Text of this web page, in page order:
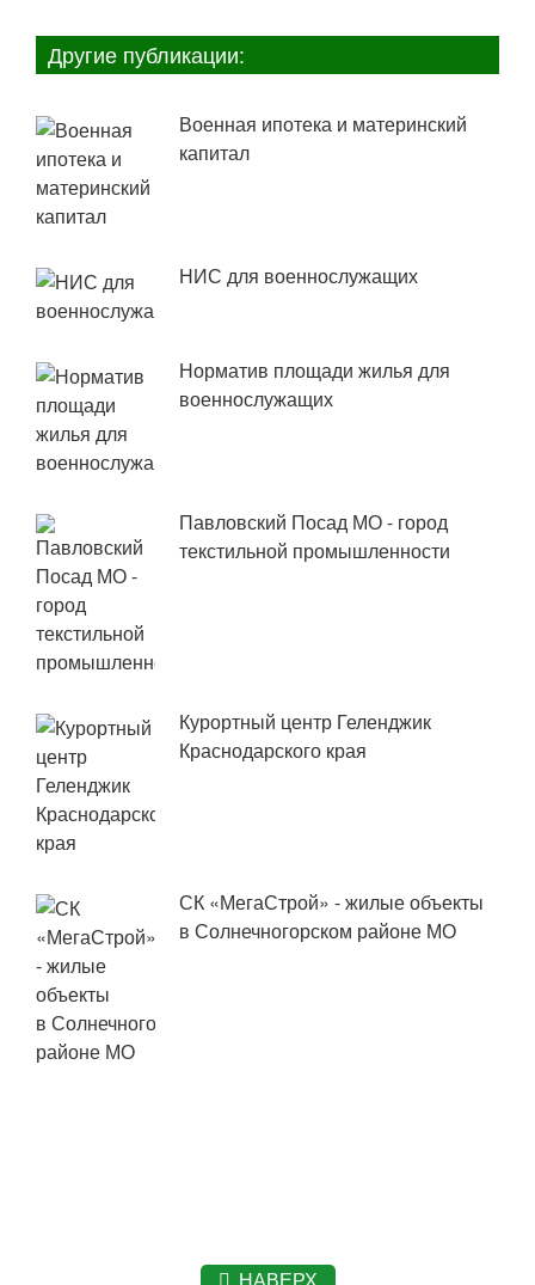
Другие публикации:
Военная ипотека и материнский
капитал
НИС для военнослужащих
Норматив площади жилья для
военнослужащих
Павловский Посад МО - город
текстильной промышленности
Курортный центр Геленджик
Краснодарского края
СК «МегаСтрой» - жилые объекты
в Солнечногорском районе МО
НАВЕРХ